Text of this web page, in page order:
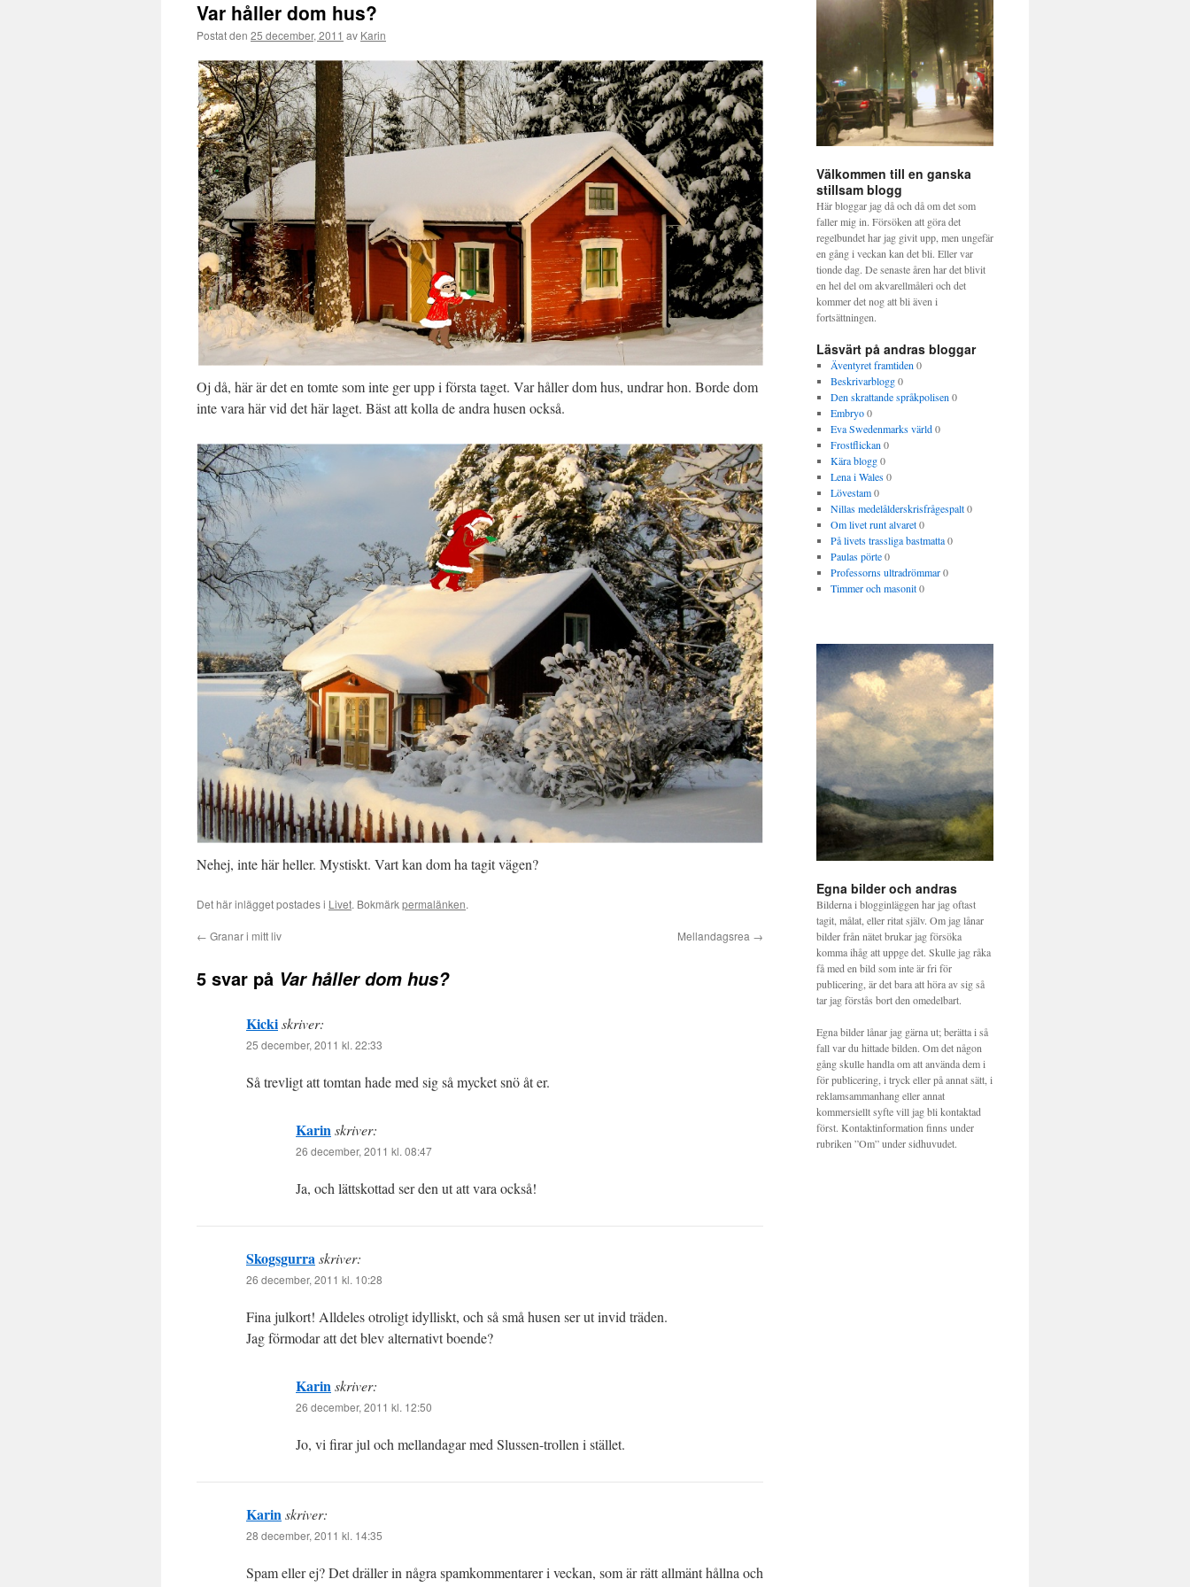
Var håller dom hus?
Postat den 25 december, 2011 av Karin
Oj då, här är det en tomte som inte ger upp i första taget. Var håller dom hus, undrar hon. Borde dom
inte vara här vid det här laget. Bäst att kolla de andra husen också.
Nehej, inte här heller. Mystiskt. Vart kan dom ha tagit vägen?
Det här inlägget postades i Livet. Bokmärkpermalänken.
← Granar i mitt liv Mellandagsrea →
5 svar på Var håller dom hus?
Kickiskriver:
25 december, 2011 kl. 22:33
Så trevligt att tomtan hade med sig så mycket snö åt er.
Karinskriver:
26 december, 2011 kl. 08:47
Ja, och lättskottad ser den ut att vara också!
Skogsgurraskriver:
26 december, 2011 kl. 10:28
Fina julkort! Alldeles otroligt idylliskt, och så små husen ser ut invid träden.
Jag förmodar att det blev alternativt boende?
Karinskriver:
26 december, 2011 kl. 12:50
Jo, vi firar jul och mellandagar med Slussen-trollen i stället.
Karinskriver:
28 december, 2011 kl. 14:35
Spam eller ej? Det dräller in några spamkommentarer i veckan, som är rätt allmänt hållna och
Välkommen till en ganska
stillsam blogg
Här bloggar jag då och då om det som
faller mig in. Försöken att göra det
regelbundet har jag givit upp, men ungefär
en gång i veckan kan det bli. Eller var
tionde dag. De senaste åren har det blivit
en hel del om akvarellmåleri och det
kommer det nog att bli även i
fortsättningen.
Läsvärt på andras bloggar
Äventyret framtiden 0
Beskrivarblogg0
Den skrattande språkpolisen 0
Embryo0
Eva Swedenmarks värld0
Frostflickan 0
Kära blogg0
Lena i Wales0
Lövestam0
Nillas medelålderskrisfrågespalt0
Om livet runt alvaret0
På livets trassliga bastmatta0
Paulas pörte0
Professorns ultradrömmar0
Timmer och masonit0
Egna bilder och andras
Bilderna i blogginläggen har jag oftast
tagit, målat, eller ritat själv. Om jag lånar
bilder från nätet brukar jag försöka
komma ihåg att uppge det. Skulle jag råka
få med en bild som inte är fri för
publicering, är det bara att höra av sig så
tar jag förstås bort den omedelbart.
Egna bilder lånar jag gärna ut; berätta i så
fall var du hittade bilden. Om det någon
gång skulle handla om att använda dem i
för publicering, i tryck eller på annat sätt, i
reklamsammanhang eller annat
kommersiellt syfte vill jag bli kontaktad
först. Kontaktinformation finns under
rubriken ”Om” under sidhuvudet.